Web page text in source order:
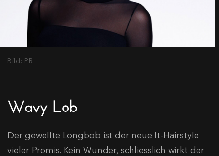
Bild: PR
Wavy Lob
Der gewellte Longbob ist der neue It-Hairstyle
vieler Promis. Kein Wunder, schliesslich wirkt der